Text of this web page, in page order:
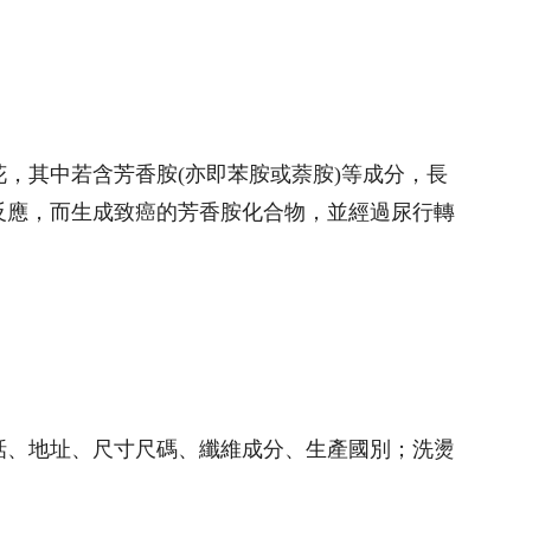
其中若含芳香胺(亦即苯胺或萘胺)等成分，長
，而生成致癌的芳香胺化合物，並經過尿行轉
地址、尺寸尺碼、纖維成分、生產國別；洗燙